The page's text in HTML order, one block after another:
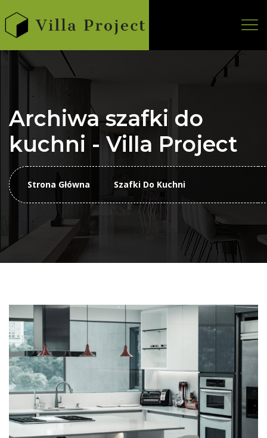
Archiwa szafki do
kuchni - Villa Project
Strona Główna Szafki Do Kuchni